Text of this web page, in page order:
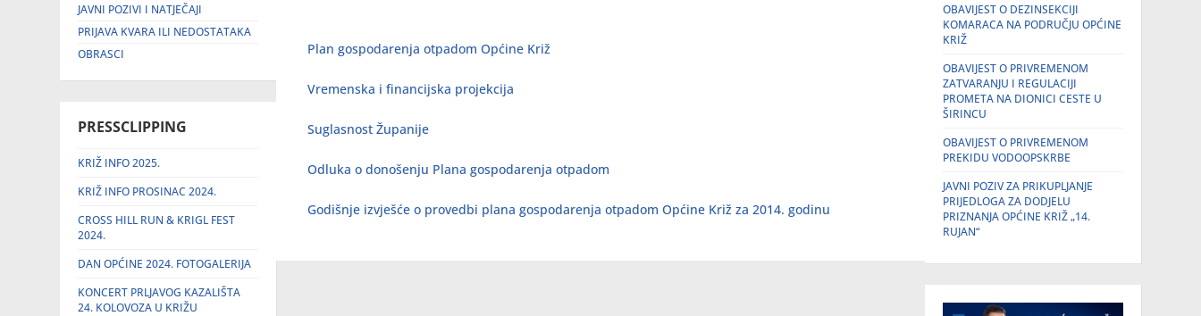
JAVNI POZIVI I NATJEČAJI
PRIJAVA KVARA ILI NEDOSTATAKA
OBRASCI
PRESSCLIPPING
KRIŽ INFO 2025.
KRIŽ INFO PROSINAC 2024.
CROSS HILL RUN & KRIGL FEST
2024.
DAN OPĆINE 2024. FOTOGALERIJA
KONCERT PRLJAVOG KAZALIŠTA
24. KOLOVOZA U KRIŽU
Plan gospodarenja otpadom Općine Križ
Vremenska i financijska projekcija
Suglasnost Županije
Odluka o donošenju Plana gospodarenja otpadom
Godišnje izvješće o provedbi plana gospodarenja otpadom Općine Križ za 2014. godinu
OBAVIJEST O DEZINSEKCIJI
KOMARACA NA PODRUČJU OPĆINE
KRIŽ
OBAVIJEST O PRIVREMENOM
ZATVARANJU I REGULACIJI
PROMETA NA DIONICI CESTE U
ŠIRINCU
OBAVIJEST O PRIVREMENOM
PREKIDU VODOOPSKRBE
JAVNI POZIV ZA PRIKUPLJANJE
PRIJEDLOGA ZA DODJELU
PRIZNANJA OPĆINE KRIŽ „14.
RUJAN“